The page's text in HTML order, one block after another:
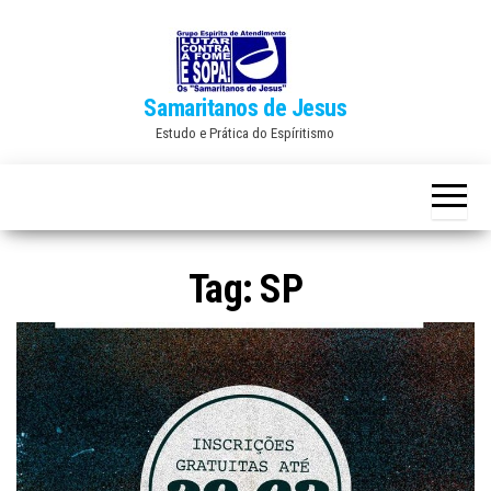
Samaritanos de Jesus
Estudo e Prática do Espíritismo
Tag: SP